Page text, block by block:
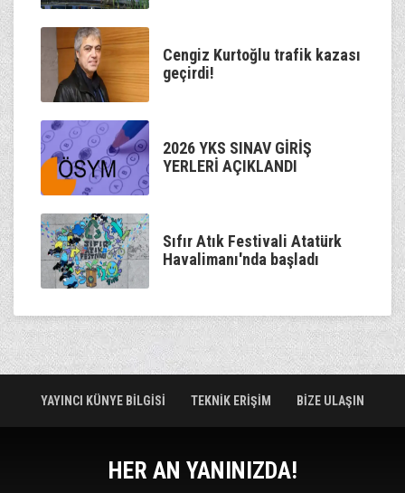
Cengiz Kurtoğlu trafik kazası
geçirdi!
2026 YKS SINAV GİRİŞ
YERLERİ AÇIKLANDI
Sıfır Atık Festivali Atatürk
Havalimanı'nda başladı
YAYINCI KÜNYE BİLGİSİ TEKNİK ERİŞİM BİZE ULAŞIN
HER AN YANINIZDA!